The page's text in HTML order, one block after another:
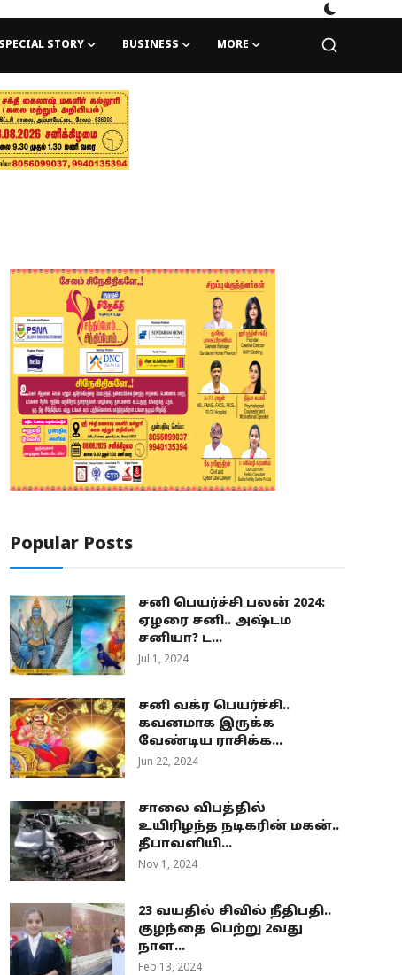
SPECIAL STORY BUSINESS MORE
Popular Posts
சனி பெயர்ச்சி பலன் 2024:
ஏழரை சனி.. அஷ்டம
சனியா? ட...
Jul 1, 2024
சனி வக்ர பெயர்ச்சி..
கவனமாக இருக்க
வேண்டிய ராசிக்க...
Jun 22, 2024
சாலை விபத்தில்
உயிரிழந்த நடிகரின் மகன்..
தீபாவளியி...
Nov 1, 2024
23 வயதில் சிவில் நீதிபதி..
குழந்தை பெற்று 2வது
நாள...
Feb 13, 2024